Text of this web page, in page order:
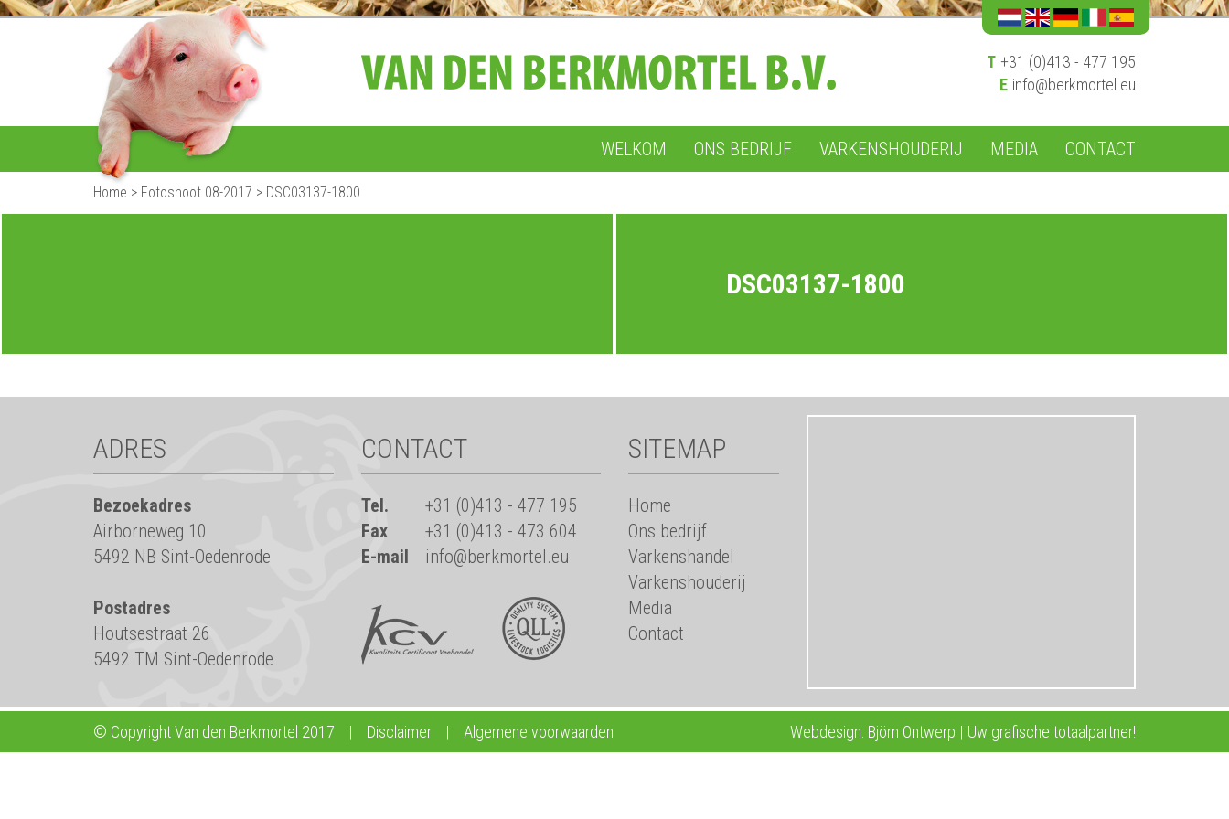
T +31 (0)413 - 477 195
E info@berkmortel.eu
WELKOM ONS BEDRIJF VARKENSHOUDERIJ MEDIA CONTACT
Home > Fotoshoot 08-2017 > DSC03137-1800
DSC03137-1800
ADRES
Bezoekadres
Airborneweg 10
5492 NB Sint-Oedenrode
Postadres
Houtsestraat 26
5492 TM Sint-Oedenrode
CONTACT
Tel.
+31 (0)413 - 477 195
Fax
+31 (0)413 - 473 604
E-mail
info@berkmortel.eu
SITEMAP
Home
Ons bedrijf
Varkenshandel
Varkenshouderij
Media
Contact
© Copyright Van den Berkmortel 2017 | Disclaimer | Algemene voorwaarden Webdesign: Björn Ontwerp | Uw grafische totaalpartner!